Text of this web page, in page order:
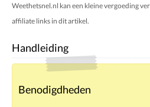
Weethetsnel.nl kan een kleine vergoeding
affiliate links in dit artikel.
Handleiding
Benodigdheden